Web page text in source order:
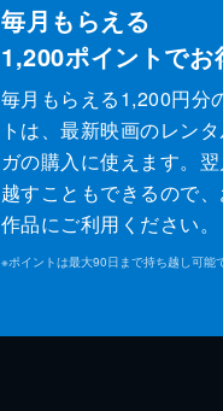
毎月もらえる
1,200ポイントでお
毎月もらえる1,200円分
トは、最新映画のレン
ガの購入に使えます。
越すこともできるので
作品にご利用ください。
※ポイントは最大90日まで持ち越し可能